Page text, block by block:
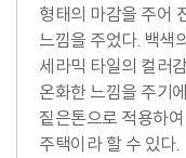
형태의 마감을 주어
느낌을 주었다. 백색
세라믹 타일의 컬러
온화한 느낌을 주기
짙은톤으로 적용하
주택이라 할 수 있다.